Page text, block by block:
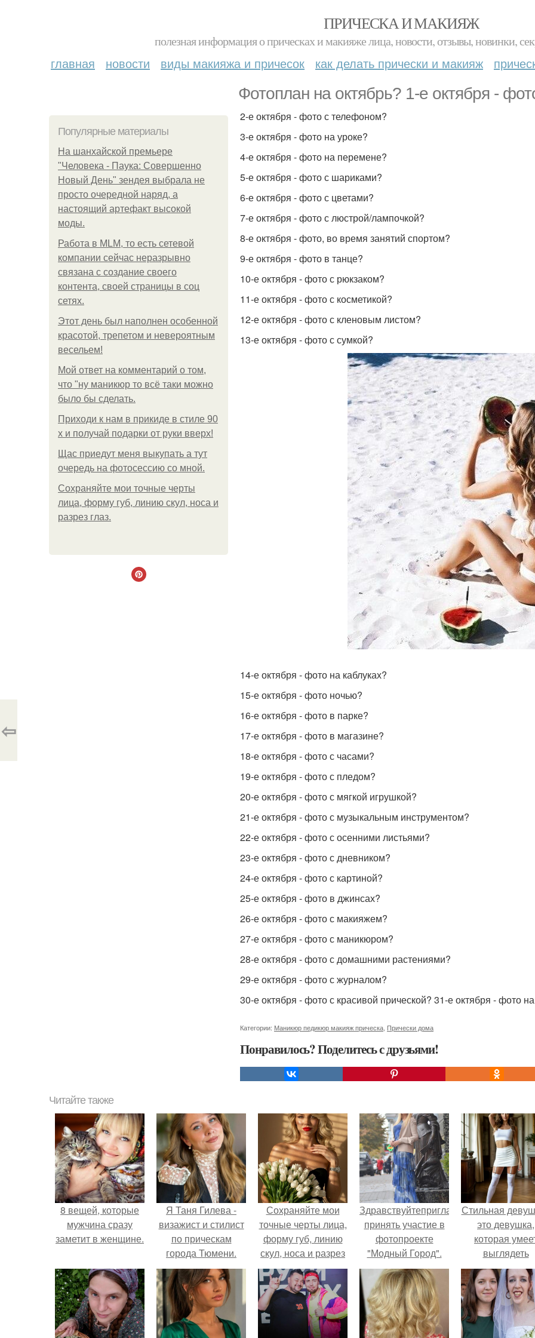
ПРИЧЕСКА И МАКИЯЖ
полезная информация о прическах и макияже лица, новости, отзывы, новинки,
главная новости виды макияжа и причесок как делать прически и макияж
Фотоплан на октябрь? 1-е октября -
Популярные материалы
На шанхайской премьере
"Человека - Паука: Совершенно
Новый День" зендея выбрала не
просто очередной наряд, а
настоящий артефакт высокой
моды.
Работа в MLM, то есть сетевой
компании сейчас неразрывно
связана с создание своего
контента, своей страницы в соц
сетях.
Этот день был наполнен особенной
красотой, трепетом и невероятным
весельем!
Мой ответ на комментарий о том,
что "ну маникюр то всё таки можно
было бы сделать.
Приходи к нам в прикиде в стиле 90
х и получай подарки от руки вверх!
Щас приедут меня выкупать а тут
очередь на фотосессию со мной.
Сохраняйте мои точные черты
лица, форму губ, линию скул, носа и
разрез глаз.
2-е октября - фото с телефоном?
3-е октября - фото на уроке?
4-е октября - фото на перемене?
5-е октября - фото с шариками?
6-е октября - фото с цветами?
7-е октября - фото с люстрой/лампочкой?
8-е октября - фото, во время занятий спортом?
9-е октября - фото в танце?
10-е октября - фото с рюкзаком?
11-е октября - фото с косметикой?
12-е октября - фото с кленовым листом?
13-е октября - фото с сумкой?
14-е октября - фото на каблуках?
15-е октября - фото ночью?
16-е октября - фото в парке?
17-е октября - фото в магазине?
18-е октября - фото с часами?
19-е октября - фото с пледом?
20-е октября - фото с мягкой игрушкой?
21-е октября - фото с музыкальным инструментом?
22-е октября - фото с осенними листьями?
23-е октября - фото с дневником?
24-е октября - фото с картиной?
25-е октября - фото в джинсах?
26-е октября - фото с макияжем?
27-е октября - фото с маникюром?
28-е октября - фото с домашними растениями?
29-е октября - фото с журналом?
30-е октября - фото с красивой прической? 31-е октября - фото
Категории: Маникюр педикюр макияж прическа Прически дома
Понравилось? Поделитесь с друзьями!
⇦
Читайте также
8 вещей, которые
мужчина сразу
заметит в женщине.
Я Таня Гилева -
визажист и стилист
по прическам
города Тюмени.
Сохраняйте мои
точные черты лица,
форму губ, линию
скул, носа и разрез
глаз.
Здравствуйтеприглашаю
принять участие в
фотопроекте
"Модный Город".
Стильная
это девушка,
которая
выглядеть
элегантно в
ситуации.